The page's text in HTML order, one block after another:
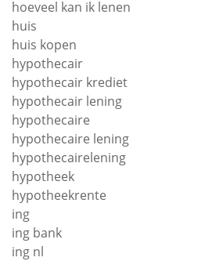
hoeveel kan ik lenen
huis
huis kopen
hypothecair
hypothecair krediet
hypothecair lening
hypothecaire
hypothecaire lening
hypothecairelening
hypotheek
hypotheekrente
ing
ing bank
ing nl